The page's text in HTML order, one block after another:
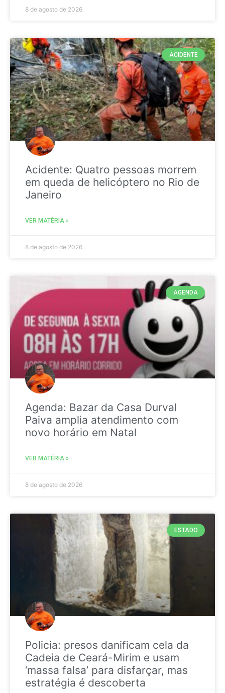
8 de agosto de 2026
ACIDENTE
Acidente: Quatro pessoas morrem
em queda de helicóptero no Rio de
Janeiro
VER MATÉRIA »
8 de agosto de 2026
AGENDA
Agenda: Bazar da Casa Durval
Paiva amplia atendimento com
novo horário em Natal
VER MATÉRIA »
8 de agosto de 2026
ESTADO
Policia: presos danificam cela da
Cadeia de Ceará-Mirim e usam
‘massa falsa’ para disfarçar, mas
estratégia é descoberta